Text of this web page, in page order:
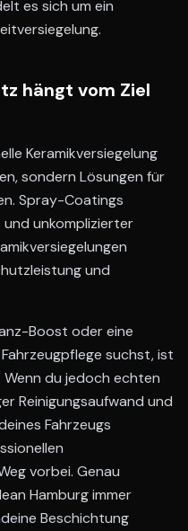
es sich um ein
hängt vom Ziel
Keramikversiegelung
sondern Lösungen für
Spray-Coatings
und unkomplizierter
und
Boost oder eine
suchst, ist
du jedoch echten
Reinigungsaufwand und
Fahrzeugs
vorbei. Genau
Hamburg immer
Beschichtung